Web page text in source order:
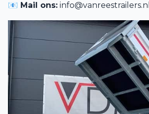
📧 Mail ons: info@vanreestrailers.nl